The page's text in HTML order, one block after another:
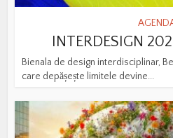
INTERDESIGN
Bienala de design interdisciplinar,
care depășește limitele devine...